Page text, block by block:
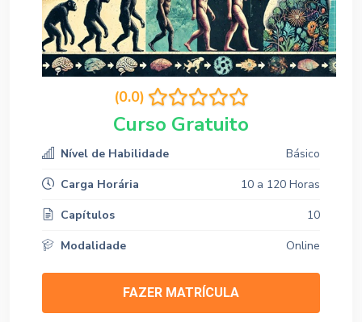
(0.0)
Curso Gratuito
Nível de Habilidade
Básico
Carga Horária
10 a 120 Horas
Capítulos
10
Modalidade
Online
FAZER MATRÍCULA